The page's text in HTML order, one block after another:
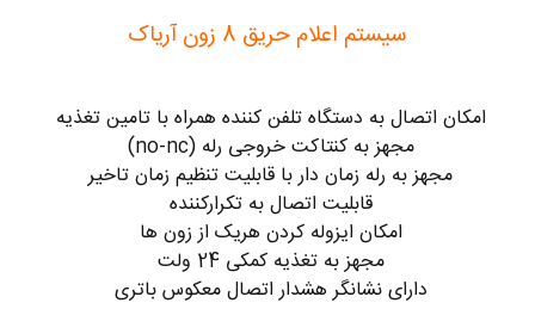
سیستم اعلام حریق 8 زون آریاک
امکان اتصال به دستگاه تلفن کننده همراه با تامین تغذیه
مجهز به کنتاکت خروجی رله (no-nc)
مجهز به رله زمان دار با قابلیت تنظیم زمان تاخیر
قابلیت اتصال به تکرارکننده
امکان ایزوله کردن هریک از زون ها
مجهز به تغذیه کمکی 24 ولت
دارای نشانگر هشدار اتصال معکوس باتری